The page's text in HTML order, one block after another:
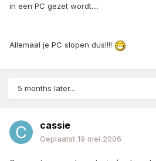
in een PC gezet wordt....
Allemaal je PC slopen dus!!!!
5 months later...
cassie
Geplaatst 19 mei 2006